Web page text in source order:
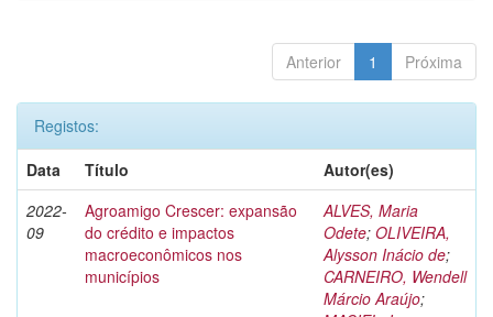
Anterior 1 Próxima
Registos:
Data
Título
Autor(es)
2022-
09
Agroamigo Crescer: expansão
do crédito e impactos
macroeconômicos nos
municípios
ALVES, Maria
Odete; OLIVEIRA,
Alysson Inácio de;
CARNEIRO, Wendell
Márcio Araújo;